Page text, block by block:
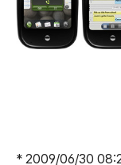
* 2009/06/30